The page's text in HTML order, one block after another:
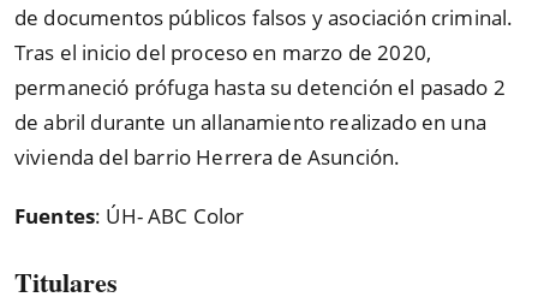
de documentos públicos falsos y asociación criminal.
Tras el inicio del proceso en marzo de 2020,
permaneció prófuga hasta su detención el pasado 2
de abril durante un allanamiento realizado en una
vivienda del barrio Herrera de Asunción.
Fuentes: ÚH- ABC Color
Titulares